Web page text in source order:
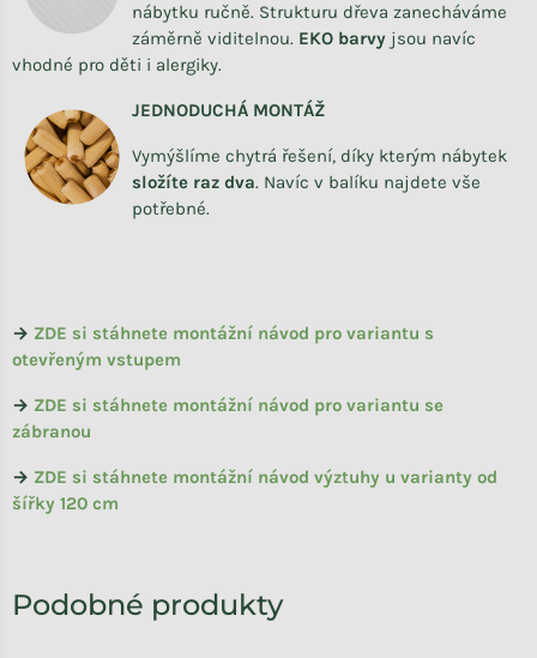
nábytku ručně. Strukturu dřeva zanecháváme
záměrně viditelnou. EKO barvy jsou navíc
vhodné pro děti i alergiky.
JEDNODUCHÁ MONTÁŽ
Vymýšlíme chytrá řešení, díky kterým nábytek
složíte raz dva. Navíc v balíku najdete vše
potřebné.
→ ZDE si stáhnete montážní návod pro variantu s
otevřeným vstupem
→ ZDE si stáhnete montážní návod pro variantu se
zábranou
→ ZDE si stáhnete montážní návod výztuhy u varianty od
šířky 120 cm